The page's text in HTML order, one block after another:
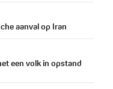
aanval op Iran
een volk in opstand